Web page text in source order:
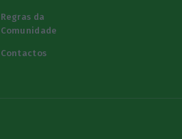
Regras da
Comunidade
Contactos